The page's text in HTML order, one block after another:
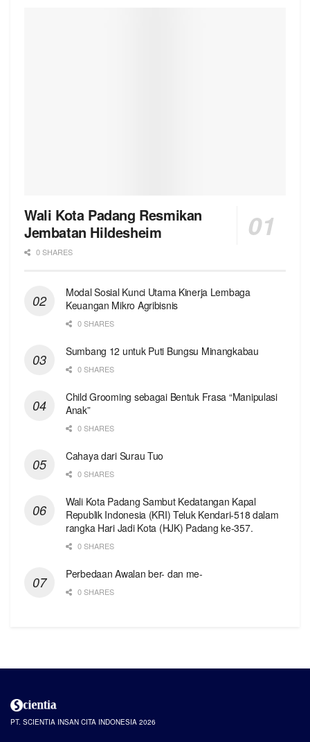
Wali Kota Padang Resmikan
Jembatan Hildesheim
0 SHARES
Modal Sosial Kunci Utama Kinerja Lembaga
Keuangan Mikro Agribisnis
0 SHARES
Sumbang 12 untuk Puti Bungsu Minangkabau
0 SHARES
Child Grooming sebagai Bentuk Frasa “Manipulasi
Anak”
0 SHARES
Cahaya dari Surau Tuo
0 SHARES
Wali Kota Padang Sambut Kedatangan Kapal
Republik Indonesia (KRI) Teluk Kendari-518 dalam
rangka Hari Jadi Kota (HJK) Padang ke-357.
0 SHARES
Perbedaan Awalan ber- dan me-
0 SHARES
PT. SCIENTIA INSAN CITA INDONESIA 2026